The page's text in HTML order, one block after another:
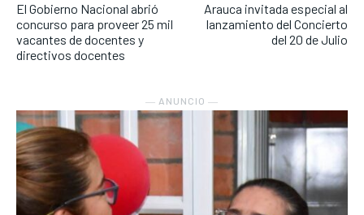
El Gobierno Nacional abrió
concurso para proveer 25 mil
vacantes de docentes y
directivos docentes
Arauca invitada especial al
lanzamiento del Concierto
del 20 de Julio
― ANUNCIO ―